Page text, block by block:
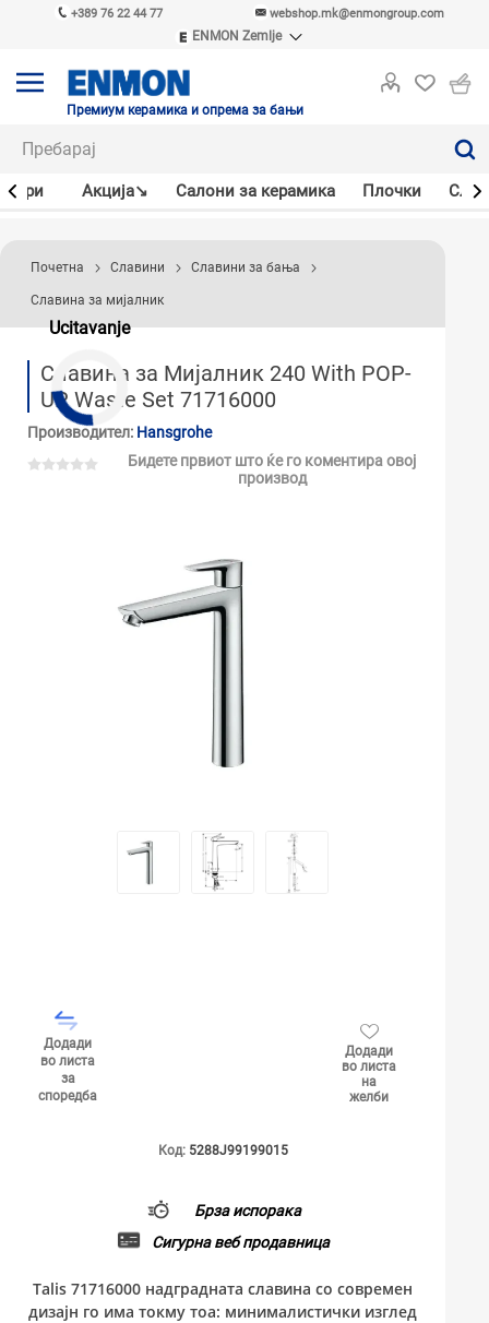
+389 76 22 44 77 webshop.mk@enmongroup.com
ENMON Zemlje
ENMON MKD
Премиум керамика и опрема за бањи
Акцијa↘ Салони за керамика Плочки
Ucitavanje
Почетна Славини Славини за бања
Славина за мијалник
Славина за Мијалник 240 With POP-
UP Waste Set 71716000
Производител: Hansgrohe
Бидете првиот што ќе го коментира овој
производ
Додади
во листа
за
споредба
Додади
во листа
на
желби
Код: 5288J99199015
Брза испорака
Сигурна веб продавница
Talis 71716000 надградната славина со современ
дизајн го има токму тоа: минималистички изглед